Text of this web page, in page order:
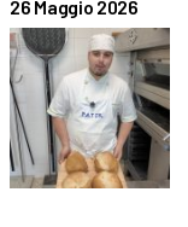
26 Maggio 2026